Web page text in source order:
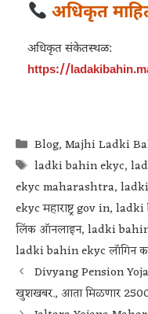
अधिकृत
अधिकृत संकेतस्थळ:
https://
Blog,Majhi Ladki
ladki bahin ekyc,
ekyc maharashtra,
ekyc महाराष्ट्र gov in,ladki
लिंक ऑनलाइन,ladki
ladki bahin ekyc लॉगिन
Divyang Pension
खुशखबर., आता मिळणार